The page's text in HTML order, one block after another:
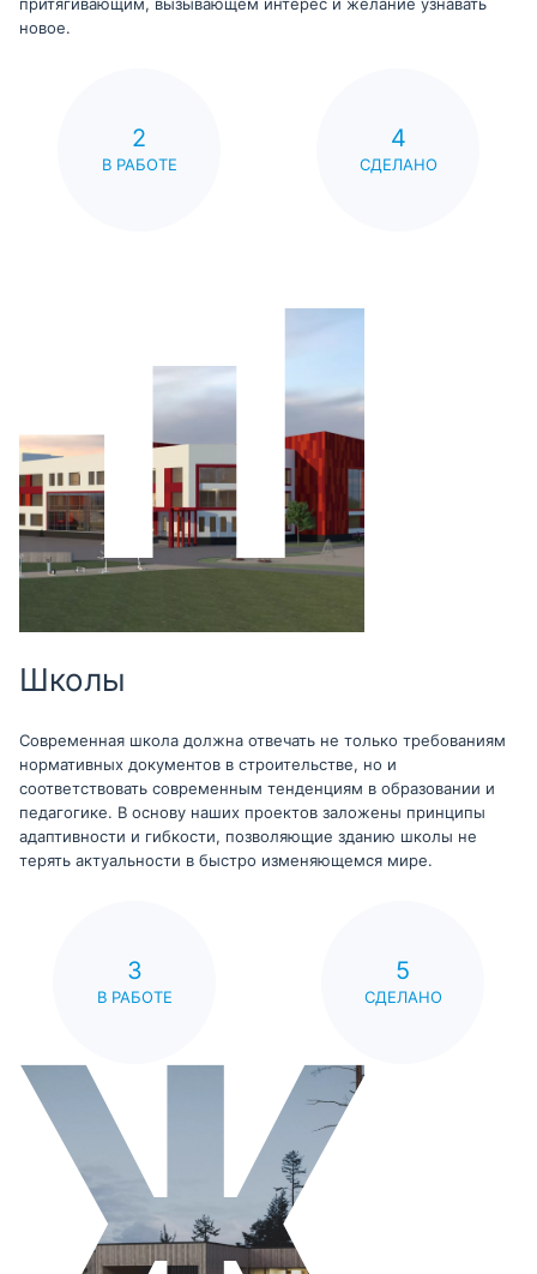
притягивающим, вызывающем интерес и желание узнавать
новое.
2
В РАБОТЕ
4
СДЕЛАНО
Школы
Современная школа должна отвечать не только требованиям
нормативных документов в строительстве, но и
соответствовать современным тенденциям в образовании и
педагогике. В основу наших проектов заложены принципы
адаптивности и гибкости, позволяющие зданию школы не
терять актуальности в быстро изменяющемся мире.
3
В РАБОТЕ
5
СДЕЛАНО